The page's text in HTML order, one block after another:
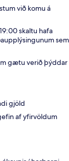
við komu á
skaltu hafa
sem
gætu verið þýddar
gjöld
af yfirvöldum